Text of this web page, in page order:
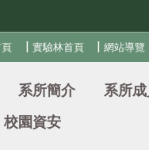
| 實驗林首頁 |網站導覽
系所簡介 系所成
校園資安